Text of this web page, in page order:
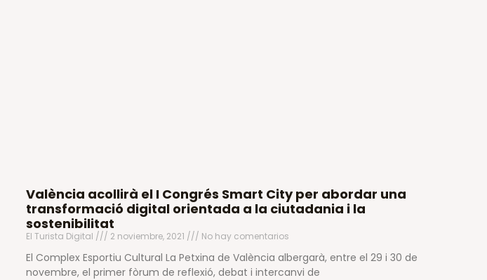
València acollirà el I Congrés Smart City per abordar una
transformació digital orientada a la ciutadania i la
sostenibilitat
El Turista Digital 2 noviembre, 2021 No hay comentarios
El Complex Esportiu Cultural La Petxina de València albergarà, entre el 29 i 30 de
novembre, el primer fòrum de reflexió, debat i intercanvi de